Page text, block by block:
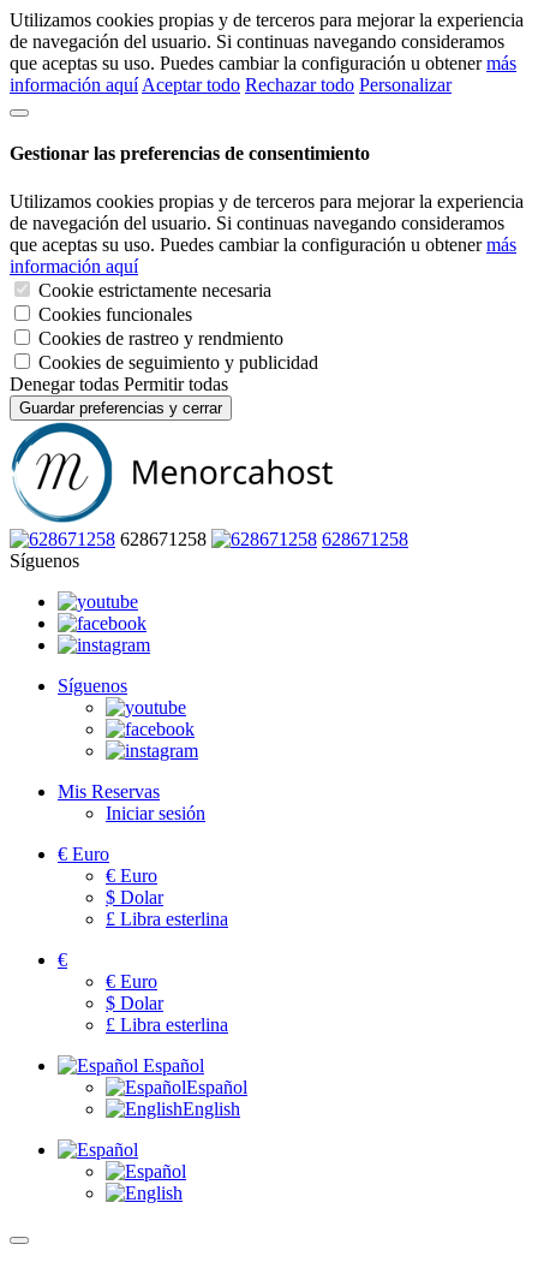
Utilizamos cookies propias y de terceros para mejorar la experiencia
de navegación del usuario. Si continuas navegando consideramos
que aceptas su uso. Puedes cambiar la configuración u obtenermás
información aquí Aceptar todo Rechazar todo Personalizar
Gestionar las preferencias de consentimiento
Utilizamos cookies propias y de terceros para mejorar la experiencia
de navegación del usuario. Si continuas navegando consideramos
que aceptas su uso. Puedes cambiar la configuración u obtenermás
información aquí
Cookie estrictamente necesaria
Cookies funcionales
Cookies de rastreo y rendmiento
Cookies de seguimiento y publicidad
Denegar todas Permitir todas
Guardar preferencias y cerrar
628671258
628671258
Síguenos
Síguenos
Mis Reservas
Iniciar sesión
€ Euro
€ Euro
$ Dolar
£ Libra esterlina
€
€ Euro
$ Dolar
£ Libra esterlina
Español
Español
English